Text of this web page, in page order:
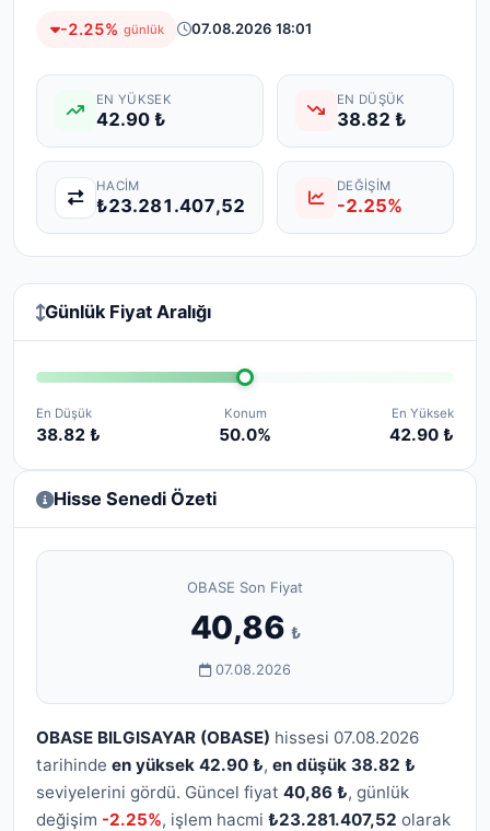
-2.25% günlük 07.08.2026 18:01
EN YÜKSEK
42.90 ₺
EN DÜŞÜK
38.82 ₺
HACIM
₺23.281.407,52
DEĞIŞIM
-2.25%
Günlük Fiyat Aralığı
En Düşük
38.82 ₺
Konum
50.0%
En Yüksek
42.90 ₺
Hisse Senedi Özeti
OBASE Son Fiyat
40,86 ₺
07.08.2026
OBASE BILGISAYAR (OBASE) hissesi 07.08.2026
tarihinde en yüksek 42.90 ₺, en düşük 38.82 ₺
seviyelerini gördü. Güncel fiyat 40,86 ₺, günlük
değişim -2.25%, işlem hacmi ₺23.281.407,52 olarak